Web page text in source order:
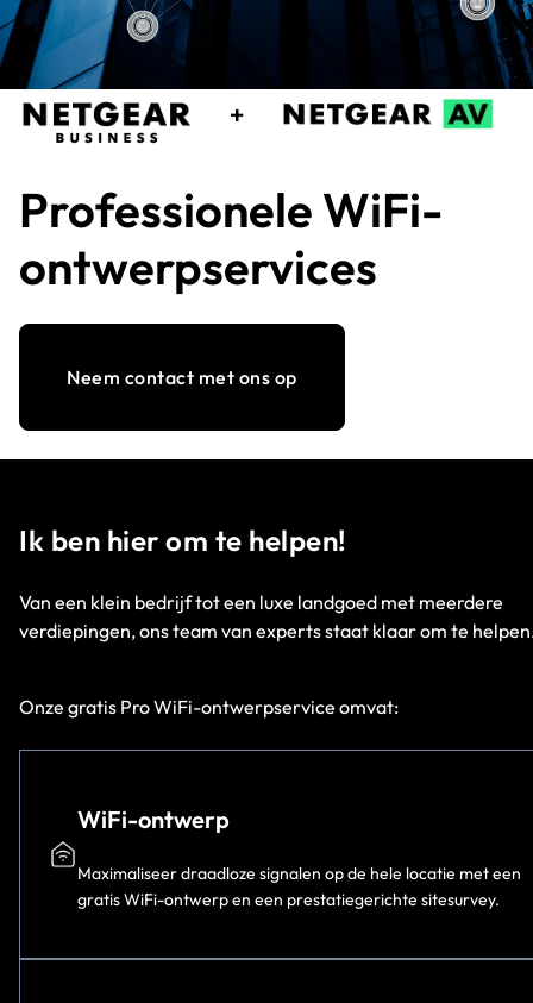
Professionele WiFi-
ontwerpservices
Neem contact met ons op
Ik ben hier om te helpen!
Van een klein bedrijf tot een luxe landgoed met meerdere
verdiepingen, ons team van experts staat klaar om te
Onze gratis Pro WiFi-ontwerpservice omvat:
WiFi-ontwerp
Maximaliseer draadloze signalen op de hele locatie met een
gratis WiFi-ontwerp en een prestatiegerichte sitesurvey.